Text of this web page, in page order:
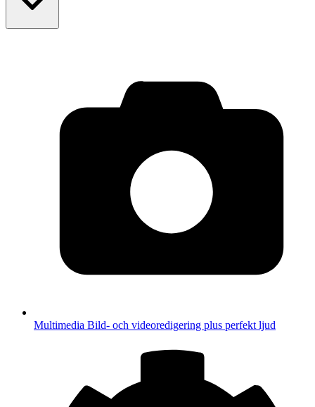
Multimedia Bild- och videoredigering plus perfekt ljud